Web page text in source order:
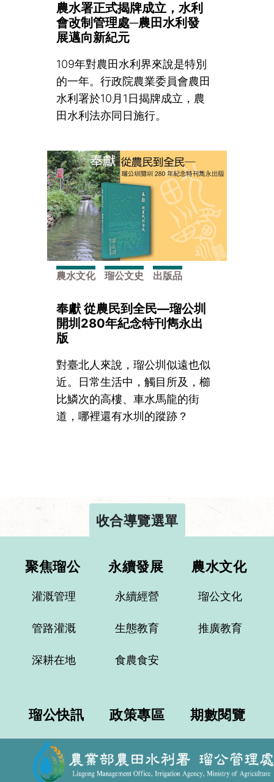
農水署正式揭牌成立，水利
會改制管理處─農田水利發
展邁向新紀元
109年對農田水利界來說是特別
的一年。行政院農業委員會農田
水利署於10月1日揭牌成立，農
田水利法亦同日施行。
農水文化 瑠公文史 出版品
奉獻 從農民到全民—瑠公圳
開圳280年紀念特刊雋永出
版
對臺北人來說，瑠公圳似遠也似
近。日常生活中，觸目所及，櫛
比鱗次的高樓、車水馬龍的街
道，哪裡還有水圳的蹤跡？
收合導覽選單
聚焦瑠公
灌溉管理
管路灌溉
深耕在地
永續發展
永續經營
生態教育
食農食安
農水文化
瑠公文化
推廣教育
瑠公快訊 政策專區 期數閱覽